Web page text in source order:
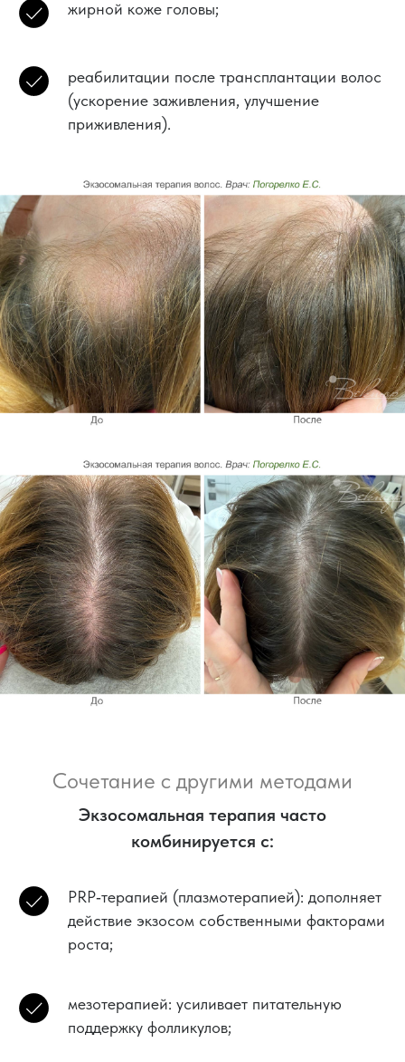
жирной коже головы;
реабилитации после трансплантации волос
(ускорение заживления, улучшение
приживления).
Сочетание с другими методами
Экзосомальная терапия часто
комбинируется с:
PRP‑терапией (плазмотерапией): дополняет
действие экзосом собственными факторами
роста;
мезотерапией: усиливает питательную
поддержку фолликулов;